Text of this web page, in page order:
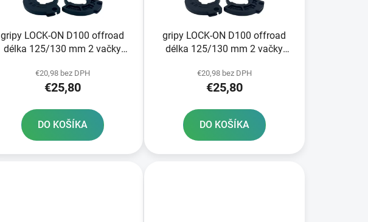
o
v
gripy LOCK-ON D100 offroad
délka 125/130 mm 2 vačky
€20,98 bez DPH
€25,80
DO KOŠÍKA
gripy LOCK-ON D100 offroad
délka 125/130 mm 2 vačky
€20,98 bez DPH
€25,80
DO KOŠÍKA